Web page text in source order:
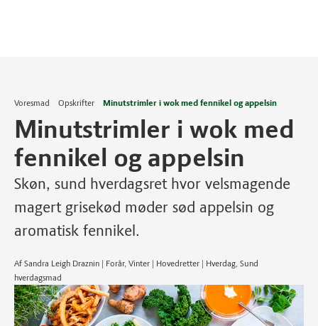
Voresmad Opskrifter Minutstrimler i wok med fennikel og appelsin
Minutstrimler i wok med
fennikel og appelsin
Skøn, sund hverdagsret hvor velsmagende
magert grisekød møder sød appelsin og
aromatisk fennikel.
Af Sandra Leigh Draznin | Forår, Vinter | Hovedretter | Hverdag, Sund
hverdagsmad